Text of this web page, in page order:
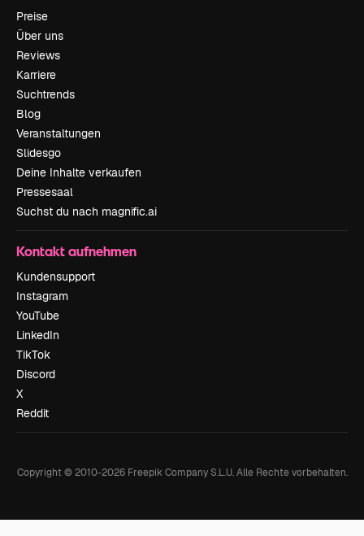
Preise
Über uns
Reviews
Karriere
Suchtrends
Blog
Veranstaltungen
Slidesgo
Deine Inhalte verkaufen
Pressesaal
Suchst du nach magnific.ai
Kontakt aufnehmen
Kundensupport
Instagram
YouTube
LinkedIn
TikTok
Discord
X
Reddit
Copyright © 2010-2026Freepik Company S.L.U. Alle Rechte vorbehalten.